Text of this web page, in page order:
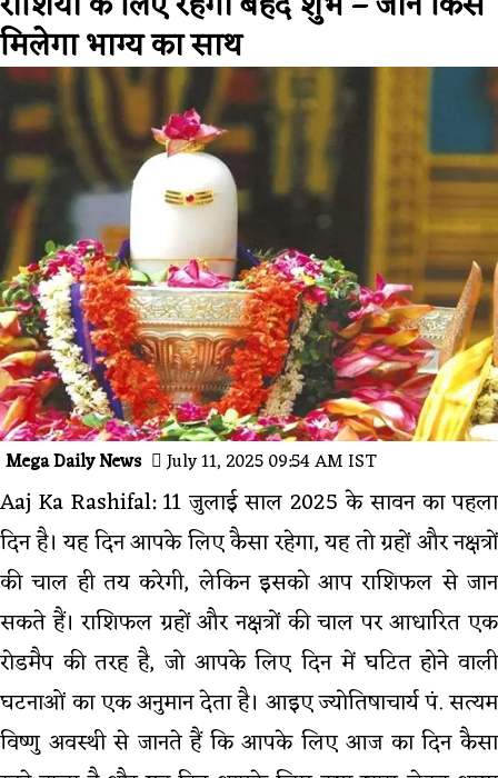
मिलेगा भाग्य का साथ
Mega Daily News July 11, 2025 09:54 AM IST
Aaj Ka Rashifal: 11 जुलाई साल 2025 के सावन का पहला
दिन है। यह दिन आपके लिए कैसा रहेगा, यह तो ग्रहों और नक्षत्रों
की चाल ही तय करेगी, लेकिन इसको आप राशिफल से जान
सकते हैं। राशिफल ग्रहों और नक्षत्रों की चाल पर आधारित एक
रोडमैप की तरह है, जो आपके लिए दिन में घटित होने वाली
घटनाओं का एक अनुमान देता है। आइए ज्योतिषाचार्य पं. सत्यम
विष्णु अवस्थी से जानते हैं कि आपके लिए आज का दिन कैसा